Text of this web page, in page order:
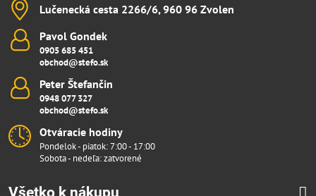
Lučenecká cesta 2266/6, 960 96 Zvolen
Pavol Gondek
0905 685 451
obchod@stefo.sk
Peter Štefančin
0948 077 327
obchod@stefo.sk
Otváracie hodiny
Pondelok - piatok: 7:00 - 17:00
Sobota - nedeľa: zatvorené
Všetko k nákupu